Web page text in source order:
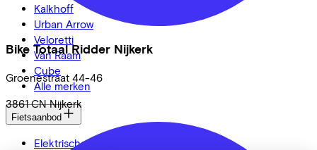
Bike Totaal Ridder Nijkerk
Groenestraat 44-46
3861 CN Nijkerk
Kalkhoff
Urban Arrow
Veloretti
Van Raam
Cube
Alle merken
Fietsaanbod
Elektrische fietsen